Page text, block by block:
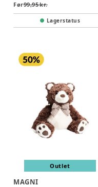
Før99,95 kr.
Lagerstatus
Outlet
MAGNI